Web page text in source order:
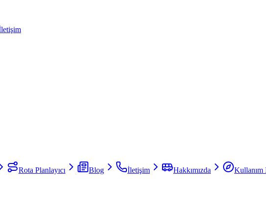
Rota Planlayıcı Blog İletişim Hakkımızda
Kullanım